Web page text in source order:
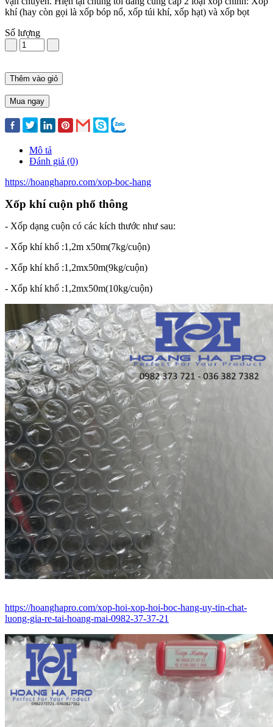
khí (hay còn gọi là xốp bóp nổ, xốp túi khí, xốp hạt) và xốp bọt
Số lượng
Thêm vào giỏ
Mua ngay
Mô tả
Đánh giá (0)
https://hoanghapro.com/xop-boc-hang
Xốp khí cuộn phổ thông
- Xốp dạng cuộn có các kích thước như sau:
- Xốp khí khổ :1,2m x50m(7kg/cuộn)
- Xốp khí khổ :1,2mx50m(9kg/cuộn)
- Xốp khí khổ :1,2mx50m(10kg/cuộn)
https://hoanghapro.com/xop-hoi-xop-hoi-boc-hang-uy-tin-chat-
luong-gia-re-tai-hoang-mai-0982-37-37-21